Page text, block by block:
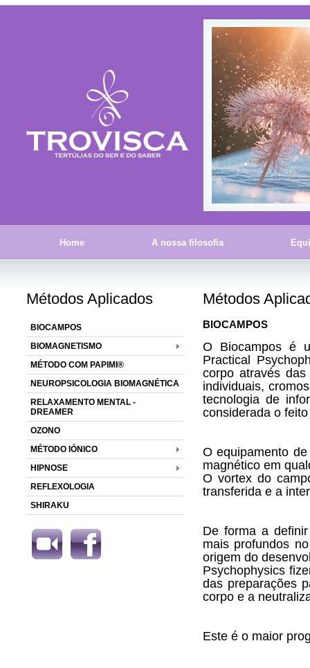
Home A nossa filosofia
Métodos Aplicados
BIOCAMPOS
BIOMAGNETISMO
MÉTODO COM PAPIMI®
NEUROPSICOLOGIA BIOMAGNÉTICA
RELAXAMENTO MENTAL -
DREAMER
OZONO
MÉTODO IÓNICO
HIPNOSE
REFLEXOLOGIA
SHIRAKU
Métodos
BIOCAMPOS
O Biocampos é
Practical
corpo através
individuais,
tecnologia de
considerada o
O equipamento
magnético em
O vortex do
transferida e a
De forma a
mais profundos
origem do
Psychophysics
das preparações
corpo e a
Este é o maior